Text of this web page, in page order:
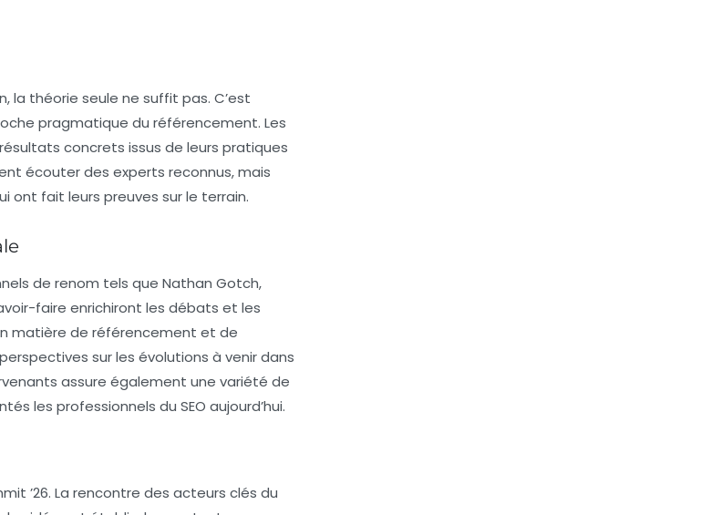
la théorie seule ne suffit pas. C’est
pragmatique du référencement. Les
concrets issus de leurs pratiques
écouter des experts reconnus, mais
ont fait leurs preuves sur le terrain.
de renom tels que Nathan Gotch,
faire enrichiront les débats et les
matière de référencement et de
sur les évolutions à venir dans
assure également une variété de
les professionnels du SEO aujourd’hui.
’26. La rencontre des acteurs clés du